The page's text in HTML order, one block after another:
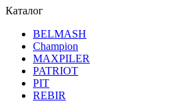
Каталог
BELMASH
Champion
MAXPILER
PATRIOT
PIT
REBIR